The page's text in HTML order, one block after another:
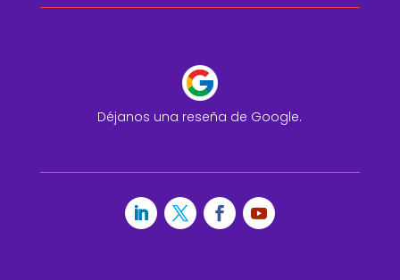
Déjanos una reseña de Google.